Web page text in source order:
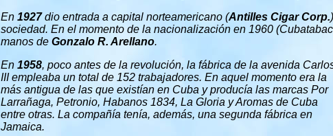
En 1927dio entrada a capital norteamericano (Antilles Cigar Corp.
sociedad. En el momento de la nacionalización en 1960
manos de Gonzalo R. Arellano.
En 1958, poco antes de la revolución, la fábrica de la avenida
III empleaba un total de 152 trabajadores. En aquel momento era la
más antigua de las que existían en Cuba y producía las marcas Por
Larrañaga, Petronio, Habanos 1834, La Gloria y Aromas de Cuba
entre otras. La compañía tenía, además, una segunda fábrica en
Jamaica.